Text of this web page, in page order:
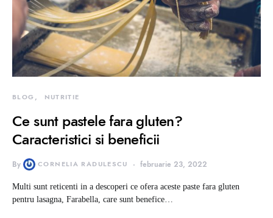
BLOG NUTRITIE
Ce sunt pastele fara gluten?
Caracteristici si beneficii
By CORNELIA RADULESCU februarie 23, 2022
Multi sunt reticenti in a descoperi ce ofera aceste paste fara gluten
pentru lasagna, Farabella, care sunt benefice…